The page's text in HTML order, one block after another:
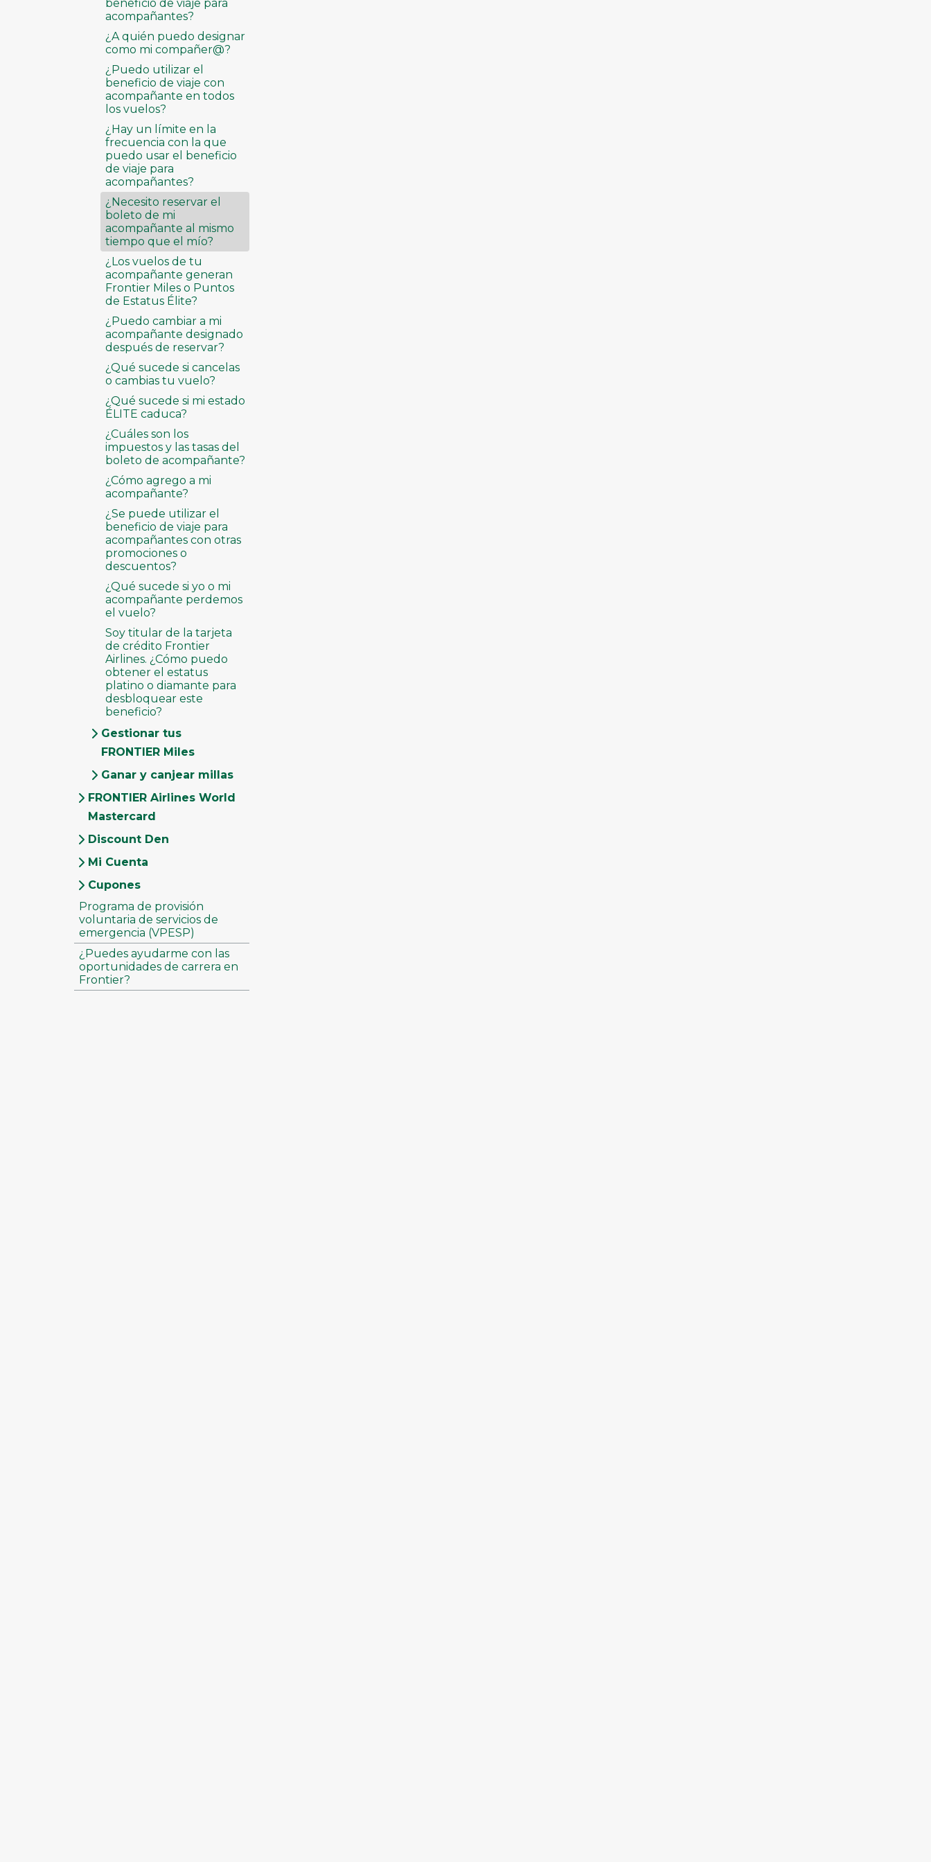
beneficio de viaje para
acompañantes?
¿A quién puedo designar
como mi compañer@?
¿Puedo utilizar el
beneficio de viaje con
acompañante en todos
los vuelos?
¿Hay un límite en la
frecuencia con la que
puedo usar el beneficio
de viaje para
acompañantes?
¿Necesito reservar el
boleto de mi
acompañante al mismo
tiempo que el mío?
¿Los vuelos de tu
acompañante generan
Frontier Miles o Puntos
de Estatus Élite?
¿Puedo cambiar a mi
acompañante designado
después de reservar?
¿Qué sucede si cancelas
o cambias tu vuelo?
¿Qué sucede si mi estado
ÉLITE caduca?
¿Cuáles son los
impuestos y las tasas del
boleto de acompañante?
¿Cómo agrego a mi
acompañante?
¿Se puede utilizar el
beneficio de viaje para
acompañantes con otras
promociones o
descuentos?
¿Qué sucede si yo o mi
acompañante perdemos
el vuelo?
Soy titular de la tarjeta
de crédito Frontier
Airlines. ¿Cómo puedo
obtener el estatus
platino o diamante para
desbloquear este
beneficio?
Gestionar tus
FRONTIER Miles
Ganar y canjear millas
FRONTIER Airlines World
Mastercard
Discount Den
Mi Cuenta
Cupones
Programa de provisión
voluntaria de servicios de
emergencia (VPESP)
¿Puedes ayudarme con las
oportunidades de carrera en
Frontier?